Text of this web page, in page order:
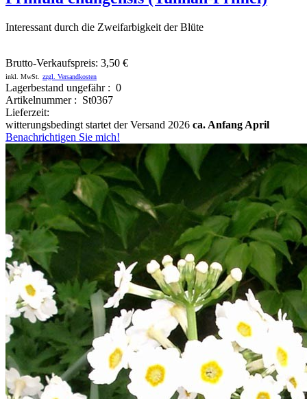
Interessant durch die Zweifarbigkeit der Blüte
Brutto-Verkaufspreis: 3,50 €
inkl. MwSt. zzgl. Versandkosten
Lagerbestand ungefähr : 0
Artikelnummer : St0367
Lieferzeit:
witterungsbedingt startet der Versand 2026 ca. Anfang April
Benachrichtigen Sie mich!